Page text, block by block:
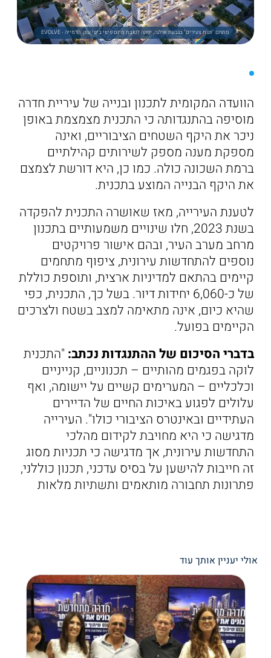
מתחם "זוגות צעירים" בגבעת אולגה, יפונה לטובת מיזם פינוי בינוי ענק. הדמייה - EVOLVE
הוועדה המקומית לתכנון ובנייה של עיריית חדרה
מוסיפה בהתנגדותה כי התכנית מצמצמת באופן
ניכר את היקף השטחים הציבוריים, ואינה
מספקת מענה מספק לשירותים קהילתיים
ברמת השכונה כולה. כמו כן, היא דורשת לצמצם
את היקף הבנייה המוצע בתכנית.
לטענת העירייה, מאז שאושרה התכנית להפקדה
בשנת 2023, חלו שינויים משמעותיים בתכנון
מרחב מערב העיר, ובהם אישור פרויקטים
נוספים להתחדשות עירונית, ציפוף מתחמים
קיימים בהתאם למדיניות ארצית, ותוספת כוללת
של כ-6,060 יחידות דיור. בשל כך, התכנית, כפי
שהיא כיום, אינה מתאימה למצב בשטח ולצרכים
הקיימים בפועל.
בדברי הסיכום של ההתנגדות נכתב: "התכנית
לוקה בפגמים מהותיים – תכנוניים, קנייניים
וכלכליים – המערימים קשיים על יישומה, ואף
עלולים לפגוע באיכות החיים של הדיירים
העתידיים ובאינטרס הציבורי כולו". העירייה
מדגישה כי היא מחויבת לקידום מהלכי
התחדשות עירונית, אך מדגישה כי תכניות מסוג
זה חייבות להישען על בסיס עדכני, תכנון כוללני,
פתרונות תחבורה מותאמים ותשתיות מלאות
אולי יעניין אותך עוד